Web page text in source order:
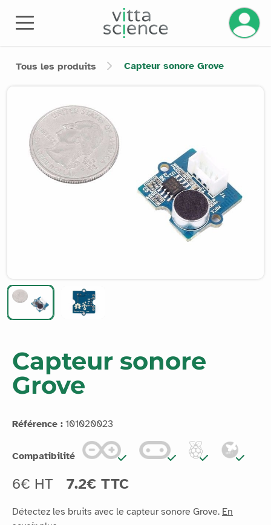
Gérez
Tous les produits Capteur sonore Grove
Capteur sonore
Grove
Référence : 101020023
Compatibilité
6€ HT 7.2€ TTC
Détectez les bruits avec le capteur sonore Grove. En